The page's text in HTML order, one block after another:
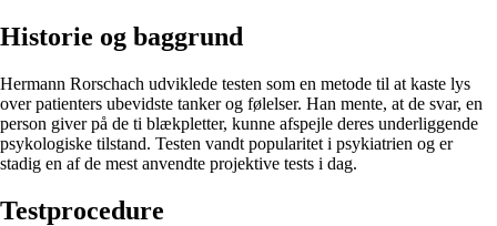
Historie og baggrund
Hermann Rorschach udviklede testen som en metode til at kaste lys
over patienters ubevidste tanker og følelser. Han mente, at de svar, en
person giver på de ti blækpletter, kunne afspejle deres underliggende
psykologiske tilstand. Testen vandt popularitet i psykiatrien og er
stadig en af de mest anvendte projektive tests i dag.
Testprocedure